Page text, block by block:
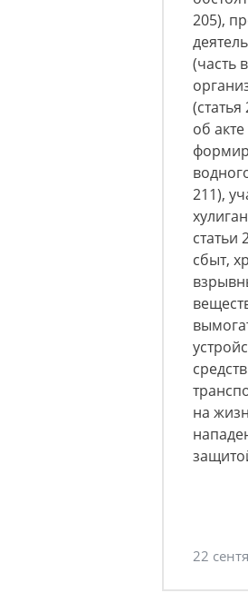
205),
(часть
об
211),
статьи
сбыт,
на
22